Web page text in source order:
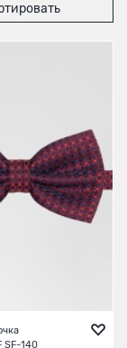
SF-140